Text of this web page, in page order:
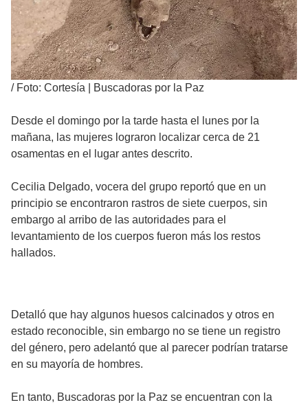
/ Foto: Cortesía | Buscadoras por la Paz
Desde el domingo por la tarde hasta el lunes por la
mañana, las mujeres lograron localizar cerca de 21
osamentas en el lugar antes descrito.
Cecilia Delgado, vocera del grupo reportó que en un
principio se encontraron rastros de siete cuerpos, sin
embargo al arribo de las autoridades para el
levantamiento de los cuerpos fueron más los restos
hallados.
Detalló que hay algunos huesos calcinados y otros en
estado reconocible, sin embargo no se tiene un registro
del género, pero adelantó que al parecer podrían tratarse
en su mayoría de hombres.
En tanto, Buscadoras por la Paz se encuentran con la